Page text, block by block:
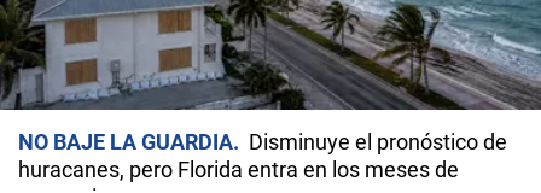
NO BAJE LA GUARDIA
Disminuye el pronóstico de
huracanes, pero Florida entra en los meses de